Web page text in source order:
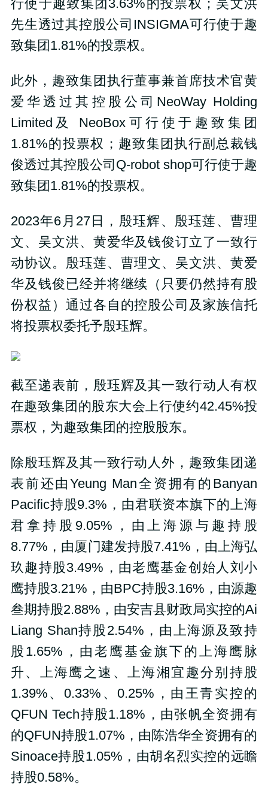
行使于趣致集团3.63%的投票权；吴文洪
先生透过其控股公司INSIGMA可行使于趣
致集团1.81%的投票权。
此外，趣致集团执行董事兼首席技术官黄
爱华透过其控股公司NeoWay Holding
Limited及 NeoBox可行使于趣致集团
1.81%的投票权；趣致集团执行副总裁钱
俊透过其控股公司Q-robot shop可行使于趣
致集团1.81%的投票权。
2023年6月27日，殷珏辉、殷珏莲、曹理
文、吴文洪、黄爱华及钱俊订立了一致行
动协议。殷珏莲、曹理文、吴文洪、黄爱
华及钱俊已经并将继续（只要仍然持有股
份权益）通过各自的控股公司及家族信托
将投票权委托予殷珏辉。
截至递表前，殷珏辉及其一致行动人有权
在趣致集团的股东大会上行使约42.45%投
票权，为趣致集团的控股股东。
除殷珏辉及其一致行动人外，趣致集团递
表前还由Yeung Man全资拥有的Banyan
Pacific持股9.3%，由君联资本旗下的上海
君拿持股9.05%，由上海源与趣持股
8.77%，由厦门建发持股7.41%，由上海弘
玖趣持股3.49%，由老鹰基金创始人刘小
鹰持股3.21%，由BPC持股3.16%，由源趣
叁期持股2.88%，由安吉县财政局实控的Ai
Liang Shan持股2.54%，由上海源及致持
股1.65%，由老鹰基金旗下的上海鹰脉
升、上海鹰之速、上海湘宜趣分别持股
1.39%、0.33%、0.25%，由王青实控的
QFUN Tech持股1.18%，由张帆全资拥有
的QFUN持股1.07%，由陈浩华全资拥有的
Sinoace持股1.05%，由胡名烈实控的远瞻
持股0.58%。